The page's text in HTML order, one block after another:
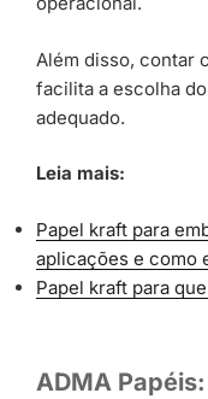
Além disso, contar
facilita a escolha do
adequado.
Leia mais:
Papel kraft para
aplicações e como
Papel kraft para
ADMA